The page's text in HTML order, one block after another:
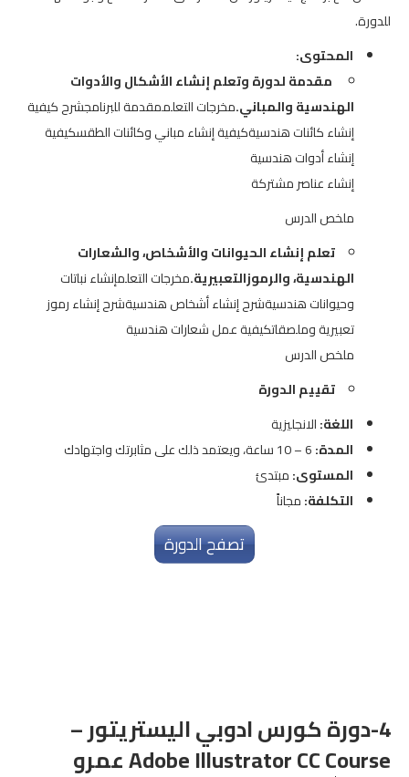
للدورة.
المحتوى:
مقدمة لدورة وتعلم إنشاء الأشكال والأدوات
الهندسية والمباني.مخرجات التعلممقدمة للبرنامجشرح كيفية
إنشاء كائنات هندسيةكيفية إنشاء مباني وكائنات الطقسكيفية
إنشاء أدوات هندسية
إنشاء عناصر مشتركة
ملخص الدرس
تعلم إنشاء الحيوانات والأشخاص، والشعارات
الهندسية، والرموزالتعبيرية.مخرجات التعلمإنشاء نباتات
وحيوانات هندسيةشرح إنشاء أشخاص هندسيةشرح إنشاء رموز
تعبيرية وملصقاتكيفية عمل شعارات هندسية
ملخص الدرس
تقييم الدورة
اللغة:الانجليزية
المدة:6 – 10 ساعة، ويعتمد ذلك على مثابرتك واجتهادك
المستوى:مبتدئ
التكلفة:مجاناً
تصفح الدورة
4-دورة كورس ادوبي اليستريتور –
Adobe Illustrator CC Course عمرو